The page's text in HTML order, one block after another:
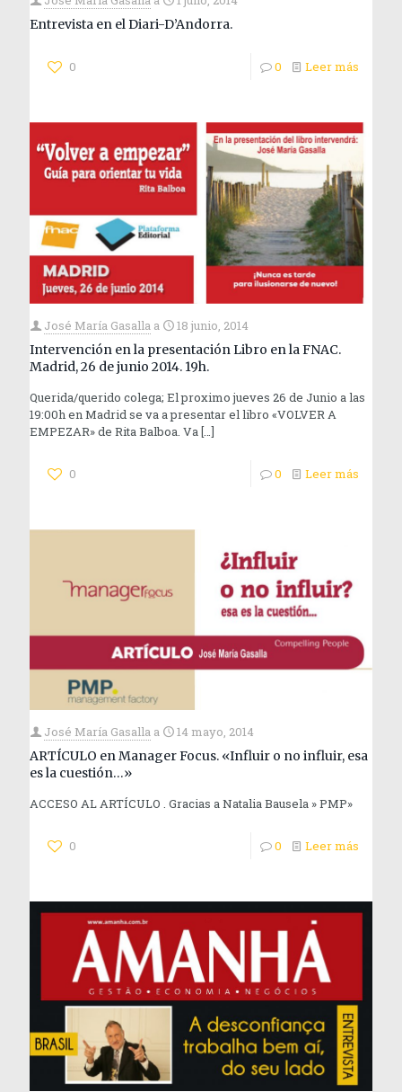
Entrevista en el Diari-D’Andorra.
0 0 Leer más
José María Gasalla a
18 junio, 2014
Intervención en la presentación Libro en la FNAC.
Madrid, 26 de junio 2014. 19h.
Querida/querido colega; El proximo jueves 26 de Junio a las
19:00h en Madrid se va a presentar el libro «VOLVER A
EMPEZAR» de Rita Balboa. Va[…]
0 0 Leer más
José María Gasalla a
14 mayo, 2014
ARTÍCULO en Manager Focus. «Influir o no influir, esa
es la cuestión…»
ACCESO AL ARTÍCULO . Gracias a Natalia Bausela » PMP»
0 0 Leer más